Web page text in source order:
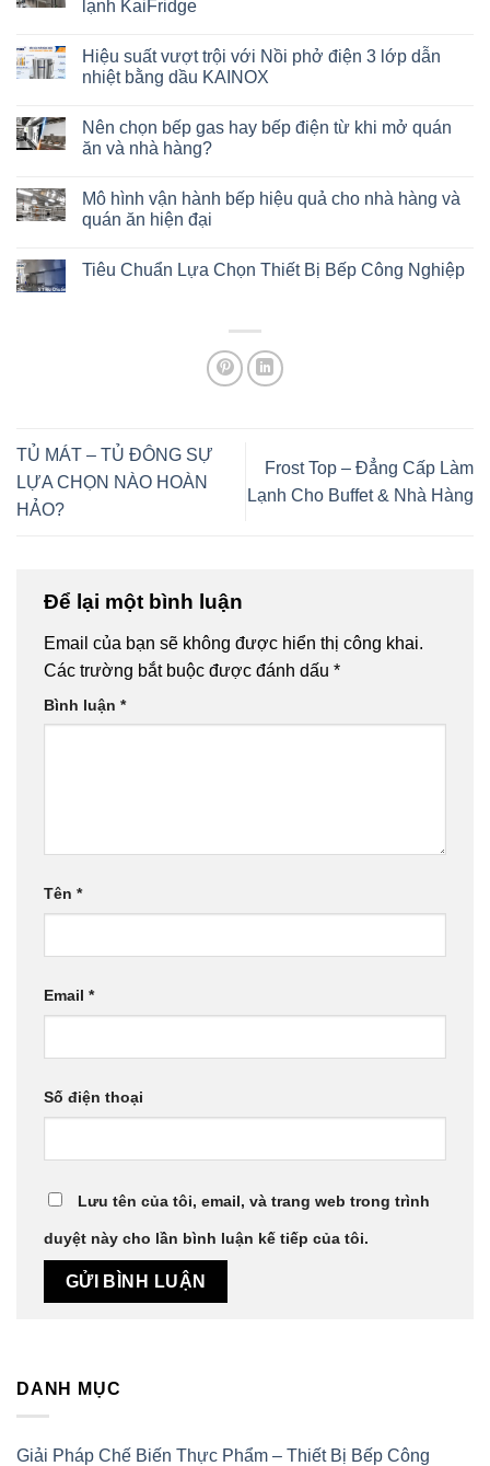
lạnh KaiFridge
Hiệu suất vượt trội với Nồi phở điện 3 lớp dẫn
nhiệt bằng dầu KAINOX
Nên chọn bếp gas hay bếp điện từ khi mở quán
ăn và nhà hàng?
Mô hình vận hành bếp hiệu quả cho nhà hàng và
quán ăn hiện đại
Tiêu Chuẩn Lựa Chọn Thiết Bị Bếp Công Nghiệp
TỦ MÁT – TỦ ĐÔNG SỰ
LỰA CHỌN NÀO HOÀN
HẢO?
Frost Top – Đẳng Cấp Làm
Lạnh Cho Buffet & Nhà Hàng
Để lại một bình luận
Email của bạn sẽ không được hiển thị công khai.
Các trường bắt buộc được đánh dấu *
Bình luận *
Tên *
Email *
Số điện thoại
Lưu tên của tôi, email, và trang web trong trình
duyệt này cho lần bình luận kế tiếp của tôi.
DANH MỤC
Giải Pháp Chế Biến Thực Phẩm – Thiết Bị Bếp Công